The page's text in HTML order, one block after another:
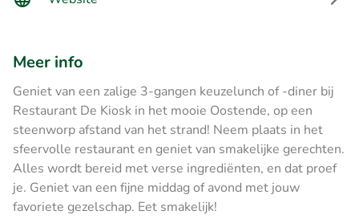
Meer info
Geniet van een zalige 3-gangen keuzelunch of -diner bij
Restaurant De Kiosk in het mooie Oostende, op een
steenworp afstand van het strand! Neem plaats in het
sfeervolle restaurant en geniet van smakelijke gerechten.
Alles wordt bereid met verse ingrediënten, en dat proef
je. Geniet van een fijne middag of avond met jouw
favoriete gezelschap. Eet smakelijk!